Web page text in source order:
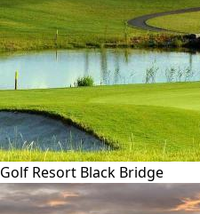
Golf Resort Black Bridge